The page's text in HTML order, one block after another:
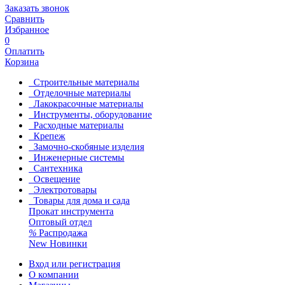
Заказать звонок
Сравнить
Избранное
0
Оплатить
Корзина
Строительные материалы
Отделочные материалы
Лакокрасочные материалы
Инструменты, оборудование
Расходные материалы
Крепеж
Замочно-скобяные изделия
Инженерные системы
Сантехника
Освещение
Электротовары
Товары для дома и сада
Прокат инструмента
Оптовый отдел
% Распродажа
New Новинки
Вход или регистрация
О компании